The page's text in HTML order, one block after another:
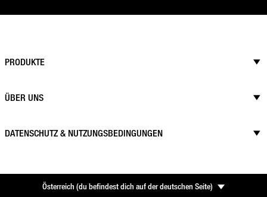
PRODUKTE
ÜBER UNS
DATENSCHUTZ & NUTZUNGSBEDINGUNGEN
Österreich (du befindest dich auf der deutschen Seite)